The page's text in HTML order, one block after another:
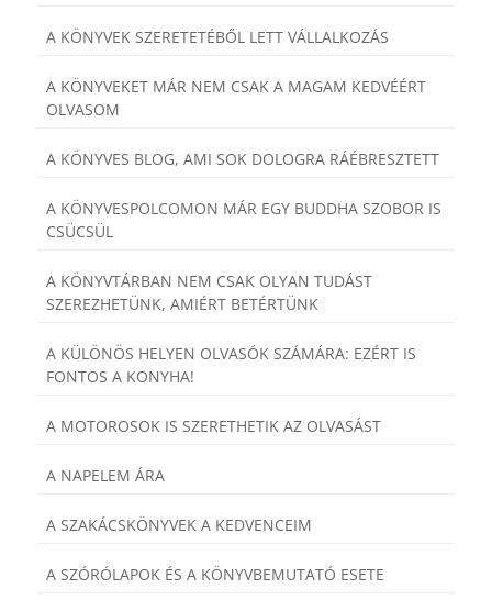
A KÖNYVEK SZERETETÉBŐL LETT VÁLLALKOZÁS
A KÖNYVEKET MÁR NEM CSAK A MAGAM KEDVÉÉRT
OLVASOM
A KÖNYVES BLOG, AMI SOK DOLOGRA RÁÉBRESZTETT
A KÖNYVESPOLCOMON MÁR EGY BUDDHA SZOBOR IS
CSÜCSÜL
A KÖNYVTÁRBAN NEM CSAK OLYAN TUDÁST
SZEREZHETÜNK, AMIÉRT BETÉRTÜNK
A KÜLÖNÖS HELYEN OLVASÓK SZÁMÁRA: EZÉRT IS
FONTOS A KONYHA!
A MOTOROSOK IS SZERETHETIK AZ OLVASÁST
A NAPELEM ÁRA
A SZAKÁCSKÖNYVEK A KEDVENCEIM
A SZÓRÓLAPOK ÉS A KÖNYVBEMUTATÓ ESETE